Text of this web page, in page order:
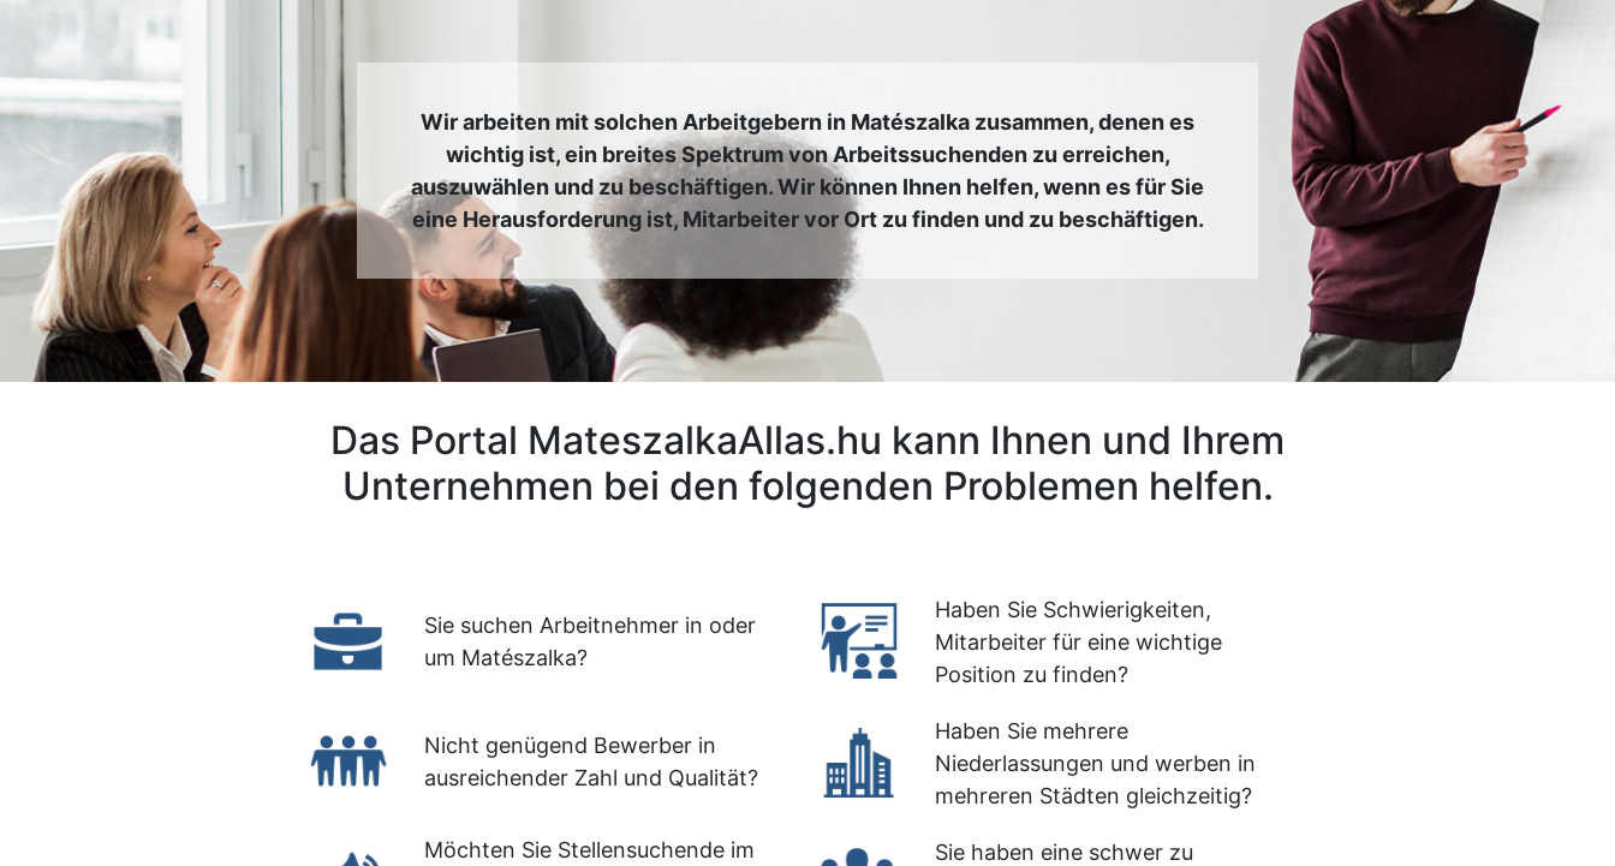
Wir arbeiten mit solchen Arbeitgebern in Matészalka zusammen, denen es
wichtig ist, ein breites Spektrum von Arbeitssuchenden zu erreichen,
auszuwählen und zu beschäftigen. Wir können Ihnen helfen, wenn es für Sie
eine Herausforderung ist, Mitarbeiter vor Ort zu finden und zu beschäftigen.
Das Portal MateszalkaAllas.hu kann Ihnen und Ihrem
Unternehmen bei den folgenden Problemen helfen.
Sie suchen Arbeitnehmer in oder
um Matészalka?
Nicht genügend Bewerber in
ausreichender Zahl und Qualität?
Möchten Sie Stellensuchende im
Haben Sie Schwierigkeiten,
Mitarbeiter für eine wichtige
Position zu finden?
Haben Sie mehrere
Niederlassungen und werben in
mehreren Städten gleichzeitig?
Sie haben eine schwer zu